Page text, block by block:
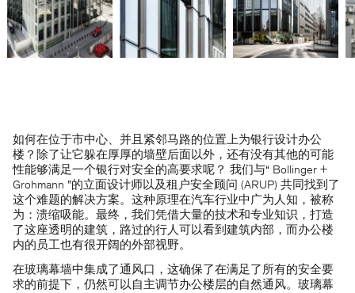
如何在位于市中心、并且紧邻马路的位置上为银行设计办公
楼？除了让它躲在厚厚的墙壁后面以外，还有没有其他的可能
性能够满足一个银行对安全的高要求呢？ 我们与“ Bollinger +
Grohmann ”的立面设计师以及租户安全顾问 (ARUP) 共同找到了
这个难题的解决方案。这种原理在汽车行业中广为人知，被称
为：溃缩吸能。最终，我们凭借大量的技术和专业知识，打造
了这座透明的建筑，路过的行人可以看到建筑内部，而办公楼
内的员工也有很开阔的外部视野。
在玻璃幕墙中集成了通风口，这确保了在满足了所有的安全要
求的前提下，仍然可以自主调节办公楼层的自然通风。玻璃幕